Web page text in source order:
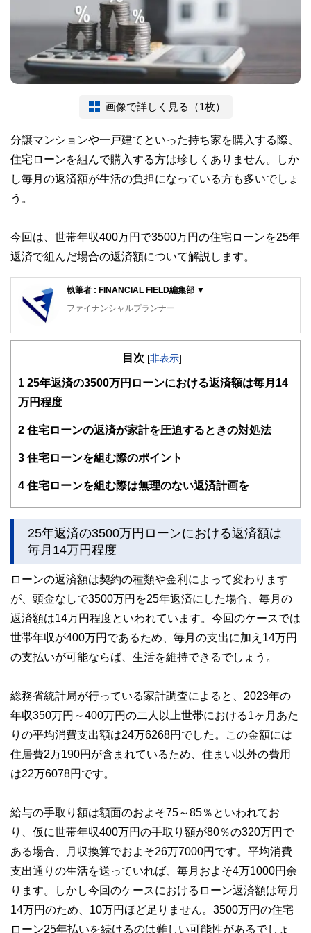
画像で詳しく見る（1枚）
分譲マンションや一戸建てといった持ち家を購入する際、
住宅ローンを組んで購入する方は珍しくありません。しか
し毎月の返済額が生活の負担になっている方も多いでしょ
う。
今回は、世帯年収400万円で3500万円の住宅ローンを25年
返済で組んだ場合の返済額について解説します。
執筆者 : FINANCIAL FIELD編集部 ▼
ファイナンシャルプランナー
FinancialField編集部は、金融、経済に関する記事を、日々
知識がない方でも理解できるようわかりやすく発信していま
関わることで、読者目線のコンテンツを追求しています。
FinancialFieldの特徴は、ファイナンシャルプランナー、弁
ドバイザー、DCプランナー、公認会計士、社会保険労務
士、行政書士、投資アナリスト、キャリアコンサルタントな
をわかりやすく発信している点です。
このように編集経験豊富なメンバーと金融や経済に精通した
執筆者・監修者による執筆体制を築くことで、内容のわかり
やすさはもちろんのこと、読み応えのあるコンテンツと確か
私たちは、快適でより良い生活のアイデアを提供するお金の
コンシェルジュを目指します。
目次 [非表示]
1 25年返済の3500万円ローンにおける返済額は毎月14
万円程度
2 住宅ローンの返済が家計を圧迫するときの対処法
3 住宅ローンを組む際のポイント
4 住宅ローンを組む際は無理のない返済計画を
25年返済の3500万円ローンにおける返済額は
毎月14万円程度
ローンの返済額は契約の種類や金利によって変わります
が、頭金なしで3500万円を25年返済にした場合、毎月の
返済額は14万円程度といわれています。今回のケースでは
世帯年収が400万円であるため、毎月の支出に加え14万円
の支払いが可能ならば、生活を維持できるでしょう。
総務省統計局が行っている家計調査によると、2023年の
年収350万円～400万円の二人以上世帯における1ヶ月あた
りの平均消費支出額は24万6268円でした。この金額には
住居費2万190円が含まれているため、住まい以外の費用
は22万6078円です。
給与の手取り額は額面のおよそ75～85％といわれてお
り、仮に世帯年収400万円の手取り額が80％の320万円で
ある場合、月収換算でおよそ26万7000円です。平均消費
支出通りの生活を送っていれば、毎月およそ4万1000円余
ります。しかし今回のケースにおけるローン返済額は毎月
14万円のため、10万円ほど足りません。3500万円の住宅
ローン25年払いを続けるのは難しい可能性があるでしょ